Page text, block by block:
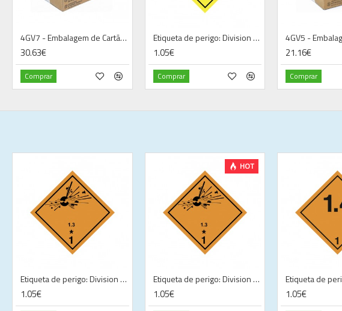
4GV7 - Embalagem de Cartão UN
30.63€
Comprar
Etiqueta de perigo: Division 5.2—Organic Peroxides (100 x 100 mm)
1.05€
Comprar
21.16€
Comprar
Etiqueta de perigo: Division 1.3C—Explosive (100 x 100 mm)
1.05€
HOT
Etiqueta de perigo: Division 1.3G—Explosive (100 x 100 mm)
1.05€ 1.05€